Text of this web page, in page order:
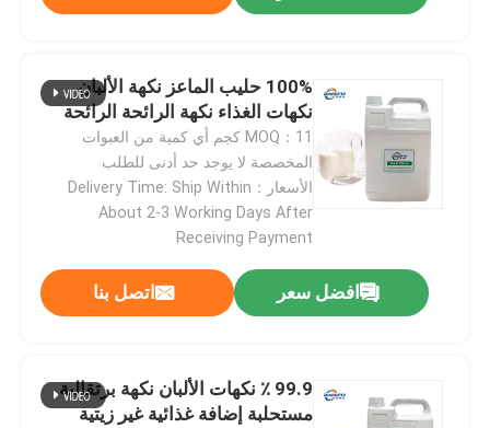
مسحوق مجفف بالتجميد
الزيت العضوي
منتج الرعاية الصحية
100% حليب الماعز نكهة الألبان
نكهات الغذاء نكهة الرائحة الرائحة
MOQ：11 كجم أي كمية من العبوات
المخصصة لا يوجد حد أدنى للطلب
الأسعار：Delivery Time: Ship Within
About 2-3 Working Days After
Receiving Payment
افضل سعر اتصل بنا
99.9 ٪ نكهات الألبان نكهة برتقالية
مستحلبة إضافة غذائية غير زيتية